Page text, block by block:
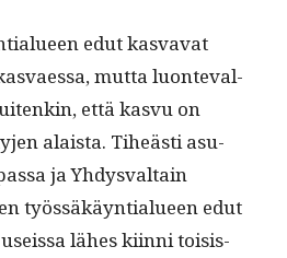
edut kas­va­vat
mut­ta luon­te­val­
että kasvu on
alaista. Tiheästi asu­
ja Yhdys­val­tain
työssäkäyn­tialueen edut
läh­es kiin­ni toi­sis­